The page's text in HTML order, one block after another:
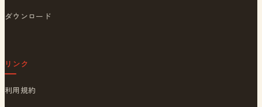
ダウンロード
リンク
利用規約